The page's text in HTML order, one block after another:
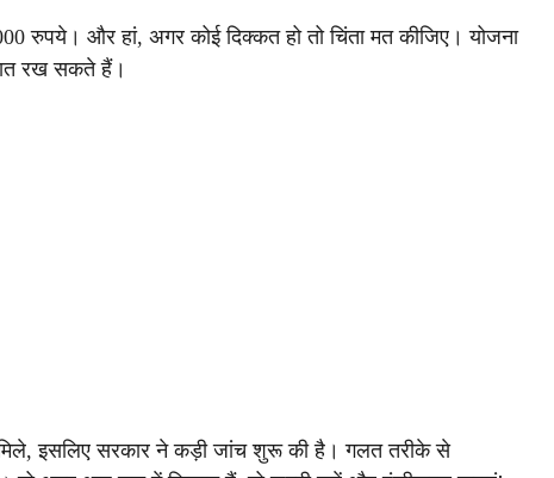
रुपये। और हां, अगर कोई दिक्कत हो तो चिंता मत कीजिए। योजना
रख सकते हैं।
मिले, इसलिए सरकार ने कड़ी जांच शुरू की है। गलत तरीके से